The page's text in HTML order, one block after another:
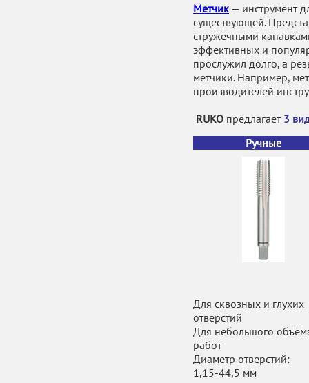
Метчик — инструмент
существующей.
стружечными
эффективных и
прослужил долго, а
метчики. Например,
производителей
RUKO предлагает 3
Ручные
Для сквозных и глухих
отверстий
Для небольшого
работ
Диаметр отверстий:
1,15-44,5 мм